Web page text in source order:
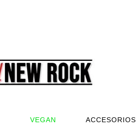
VEGAN ACCESORIOS